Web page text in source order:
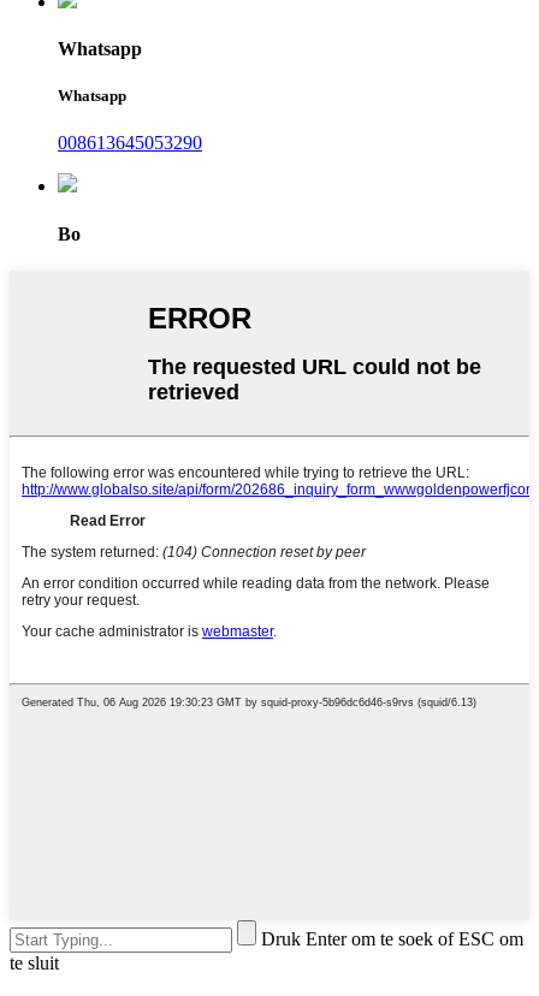
Whatsapp
Whatsapp
008613645053290
Bo
Druk Enter om te soek of ESC om
te sluit